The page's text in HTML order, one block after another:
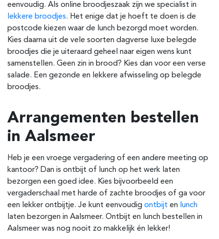
eenvoudig. Als online broodjeszaak zijn we specialist in
lekkere broodjes. Het enige dat je hoeft te doen is de
postcode kiezen waar de lunch bezorgd moet worden.
Kies daarna uit de vele soorten dagverse luxe belegde
broodjes die je uiteraard geheel naar eigen wens kunt
samenstellen. Geen zin in brood? Kies dan voor een verse
salade. Een gezonde en lekkere afwisseling op belegde
broodjes.
Arrangementen bestellen
in Aalsmeer
Heb je een vroege vergadering of een andere meeting op
kantoor? Dan is ontbijt of lunch op het werk laten
bezorgen een goed idee. Kies bijvoorbeeld een
vergaderschaal met harde of zachte broodjes of ga voor
een lekker ontbijtje. Je kunt eenvoudig ontbijt en lunch
laten bezorgen in Aalsmeer. Ontbijt en lunch bestellen in
Aalsmeer was nog nooit zo makkelijk én lekker!